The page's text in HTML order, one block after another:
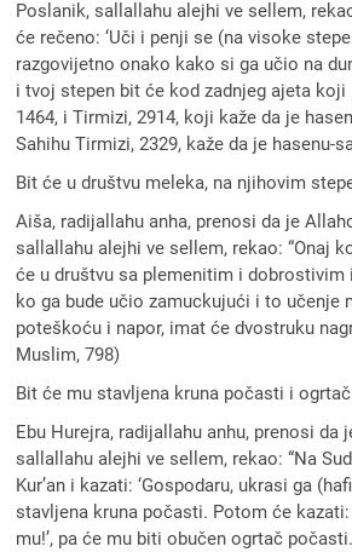
Poslanik, sallallahu alejhi ve sellem,
će rečeno: ‘Uči i penji se (na visoke
razgovijetno onako kako si ga učio na
i tvoj stepen bit će kod zadnjeg ajeta koji
1464, i Tirmizi, 2914, koji kaže da je
Sahihu Tirmizi, 2329, kaže da je hasenu-
Bit će u društvu meleka, na njihovim
Aiša, radijallahu anha, prenosi da je
sallallahu alejhi ve sellem, rekao: “Onaj
će u društvu sa plemenitim i dobrostivim
ko ga bude učio zamuckujući i to učenje
poteškoću i napor, imat će dvostruku
Muslim, 798)
Bit će mu stavljena kruna počasti i
Ebu Hurejra, radijallahu anhu, prenosi da
sallallahu alejhi ve sellem, rekao: “Na
Kur’an i kazati: ‘Gospodaru, ukrasi ga
stavljena kruna počasti. Potom će kazati:
mu!’, pa će mu biti obučen ogrtač